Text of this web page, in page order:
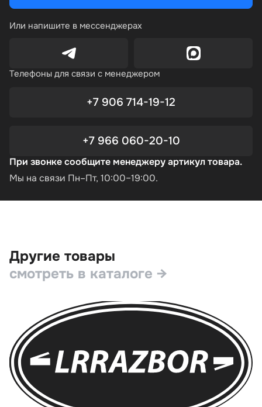
Или напишите в мессенджерах
Телефоны для связи с менеджером
+7 906 714-19-12
+7 966 060-20-10
При звонке сообщите менеджеру артикул товара.
Мы на связи Пн–Пт, 10:00–19:00.
Другие товары
смотреть в каталоге →